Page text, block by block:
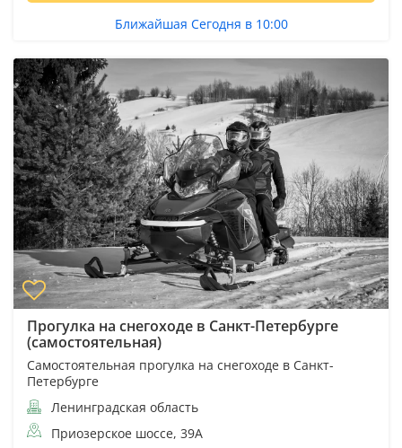
Ближайшая Сегодня в 10:00
Прогулка на снегоходе в Санкт-Петербурге
(самостоятельная)
Самостоятельная прогулка на снегоходе в Санкт-
Петербурге
Ленинградская область
Приозерское шоссе, 39А